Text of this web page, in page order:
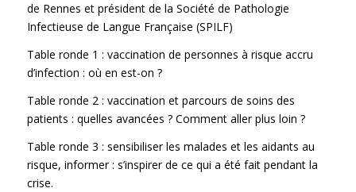
de Rennes et président de la Société de Pathologie
Infectieuse de Langue Française (SPILF)
Table ronde 1 : vaccination de personnes à risque accru
d’infection : où en est-on ?
Table ronde 2 : vaccination et parcours de soins des
patients : quelles avancées ? Comment aller plus loin ?
Table ronde 3 : sensibiliser les malades et les aidants au
risque, informer : s’inspirer de ce qui a été fait pendant la
crise.